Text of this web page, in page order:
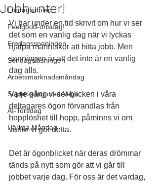
Lördagsidolen
Feelgood-onsdag!
Fredagsspaningen
Söndagsläsningen
Arbetsmarknadsmåndag
Supertisdag med Vega
AI-Torsdag
Härliga Måndag
Jobhunter!
Vi har under en tid skrivit om hur vi ser
det som en vanlig dag när vi lyckas
hjälpa människor att hitta jobb. Men
sanningen är att det inte är en vanlig
dag alls.
Varje gång vi ser blicken i våra
deltagares ögon förvandlas från
hopplöshet till hopp, påminns vi om
varför vi gör detta.
Det är ögonblicket när deras drömmar
tänds på nytt som gör att vi går till
jobbet varje dag. För oss är det vardag,